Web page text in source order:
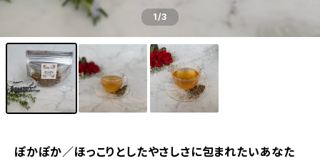
1/3
ぽかぽか／ほっこりとしたやさしさに包まれたいあなた